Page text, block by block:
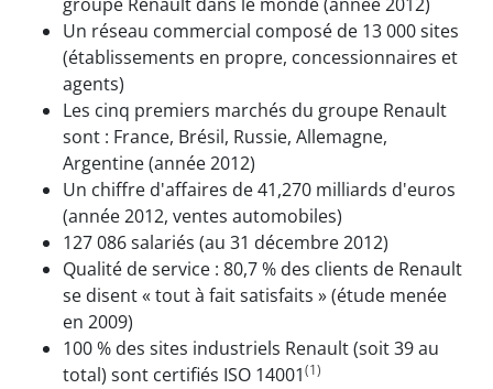
groupe Renault dans le monde (année 2012)
Un réseau commercial composé de 13 000 sites
(établissements en propre, concessionnaires et
agents)
Les cinq premiers marchés du groupe Renault
sont : France, Brésil, Russie, Allemagne,
Argentine (année 2012)
Un chiffre d'affaires de 41,270 milliards d'euros
(année 2012, ventes automobiles)
127 086 salariés (au 31 décembre 2012)
Qualité de service : 80,7 % des clients de Renault
se disent « tout à fait satisfaits » (étude menée
en 2009)
100 % des sites industriels Renault (soit 39 au
total) sont certifiés ISO 14001(1)